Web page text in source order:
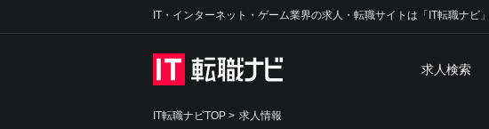
IT・インターネット・ゲーム業界の求人・転職サイトは「IT転職ナビ」
求人検索
IT転職ナビTOP > 求人情報